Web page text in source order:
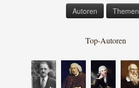
Autoren Themen
Top-Autoren